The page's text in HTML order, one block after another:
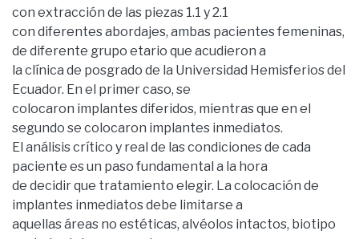
con extracción de las piezas 1.1 y 2.1
con diferentes abordajes, ambas pacientes femeninas,
de diferente grupo etario que acudieron a
la clínica de posgrado de la Universidad Hemisferios del
Ecuador. En el primer caso, se
colocaron implantes diferidos, mientras que en el
segundo se colocaron implantes inmediatos.
El análisis crítico y real de las condiciones de cada
paciente es un paso fundamental a la hora
de decidir que tratamiento elegir. La colocación de
implantes inmediatos debe limitarse a
aquellas áreas no estéticas, alvéolos intactos, biotipo